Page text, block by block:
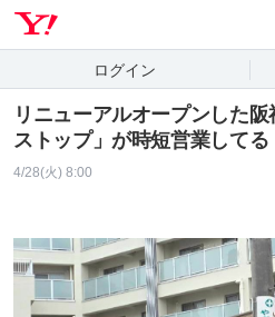
ログイン
リニューアルオープンした
ストップ」が時短営業してる
4/28(火) 8:00